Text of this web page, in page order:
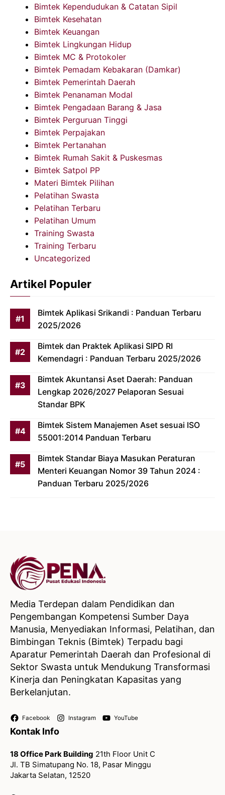
Bimtek Kependudukan & Catatan Sipil
Bimtek Kesehatan
Bimtek Keuangan
Bimtek Lingkungan Hidup
Bimtek MC & Protokoler
Bimtek Pemadam Kebakaran (Damkar)
Bimtek Pemerintah Daerah
Bimtek Penanaman Modal
Bimtek Pengadaan Barang & Jasa
Bimtek Perguruan Tinggi
Bimtek Perpajakan
Bimtek Pertanahan
Bimtek Rumah Sakit & Puskesmas
Bimtek Satpol PP
Materi Bimtek Pilihan
Pelatihan Swasta
Pelatihan Terbaru
Pelatihan Umum
Training Swasta
Training Terbaru
Uncategorized
Artikel Populer
Bimtek Aplikasi Srikandi : Panduan Terbaru
2025/2026
Bimtek dan Praktek Aplikasi SIPD RI
Kemendagri : Panduan Terbaru 2025/2026
Bimtek Akuntansi Aset Daerah: Panduan
Lengkap 2026/2027 Pelaporan Sesuai
Standar BPK
Bimtek Sistem Manajemen Aset sesuai ISO
55001:2014 Panduan Terbaru
Bimtek Standar Biaya Masukan Peraturan
Menteri Keuangan Nomor 39 Tahun 2024 :
Panduan Terbaru 2025/2026
Media Terdepan dalam Pendidikan dan
Pengembangan Kompetensi Sumber Daya
Manusia, Menyediakan Informasi, Pelatihan, dan
Bimbingan Teknis (Bimtek) Terpadu bagi
Aparatur Pemerintah Daerah dan Profesional di
Sektor Swasta untuk Mendukung Transformasi
Kinerja dan Peningkatan Kapasitas yang
Berkelanjutan.
Facebook Instagram YouTube
Kontak Info
18 Office Park Building 21th Floor Unit C
Jl. TB Simatupang No. 18, Pasar Minggu
Jakarta Selatan, 12520